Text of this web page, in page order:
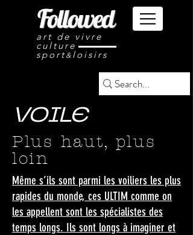
Followed
art de vivre
culture
sport& loisirs
VOILE
Plus haut, plus
loin
Même s’ils sont parmi les voiliers les plus
rapides du monde, ces ULTIM comme on
les appellent sont les spécialistes des
temps longs. Ils sont longs à imaginer et